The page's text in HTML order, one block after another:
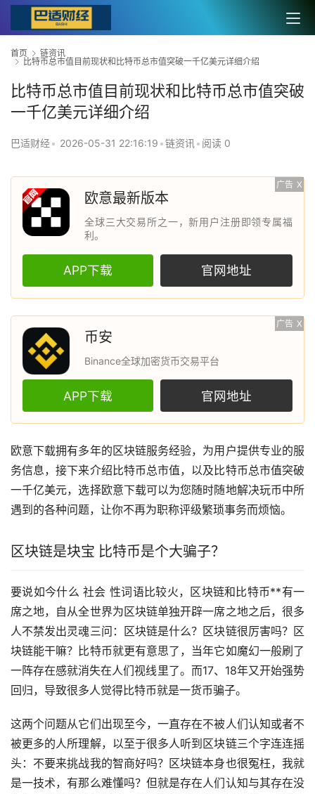
首页
链资讯
比特币总市值目前现状和比特币总市值突破一千亿美元详细介绍
比特币总市值目前现状和比特币总市值突破
一千亿美元详细介绍
巴适财经• 2026-05-31 22:16:19 •链资讯• 阅读 0
广告 X
欧意最新版本
全球三大交易所之一，新用户注册即领专属福
利。
APP下载 官网地址
广告 X
币安
Binance全球加密货币交易平台
APP下载 官网地址
欧意下载拥有多年的区块链服务经验，为用户提供专业的服
务信息，接下来介绍 比特币总市值，以及比特币总市值突破
一千亿美元，选择欧意下载可以为您随时随地解决玩币中所
遇到的各种问题，让你不再为职称评级繁琐事务而烦恼。
区块链是块宝 比特币是个大骗子？
要说如今什么 社会 性词语比较火，区块链和比特币**有一
席之地，自从全世界为区块链单独开辟一席之地之后，很多
人不禁发出灵魂三问：区块链是什么？区块链很厉害吗？区
块链能干嘛？比特币就更有意思了，当年它如魔幻一般刷了
一阵存在感就消失在人们视线里了。而17、18年又开始强势
回归，导致很多人觉得比特币就是一货币骗子。
这两个问题从它们出现至今，一直存在不被人们认知或者不
被更多的人所理解，以至于很多人听到区块链三个字连连摇
头：不要来挑战我的智商好吗？区块链本身也很冤枉，我就
是一技术，有那么难懂吗？但就是存在人们认知与其存在没